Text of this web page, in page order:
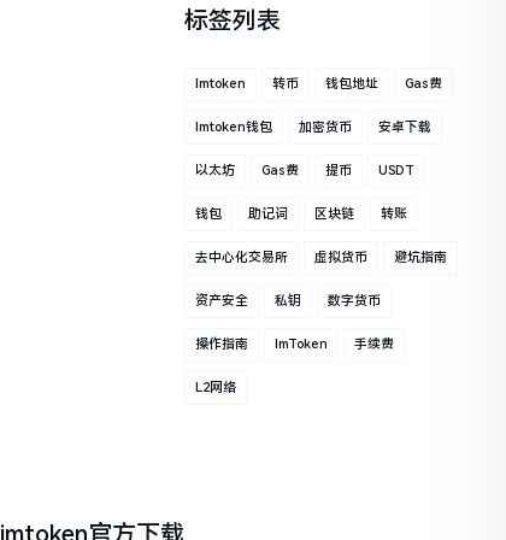
标签列表
Imtoken 转币 钱包地址 Gas费
Imtoken钱包 加密货币 安卓下载
以太坊 Gas费 提币 USDT
钱包 助记词 区块链 转账
去中心化交易所 虚拟货币 避坑指南
资产安全 私钥 数字货币
操作指南 ImToken 手续费
L2网络